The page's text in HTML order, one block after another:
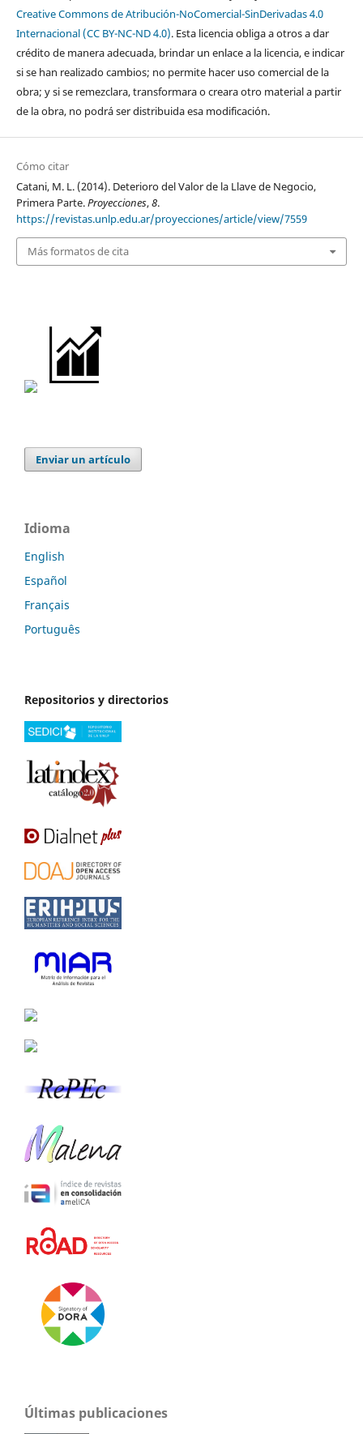
Creative Commons de Atribución-NoComercial-SinDerivadas 4.0
Internacional (CC BY-NC-ND 4.0). Esta licencia obliga a otros a dar
crédito de manera adecuada, brindar un enlace a la licencia, e indicar
si se han realizado cambios; no permite hacer uso comercial de la
obra; y si se remezclara, transformara o creara otro material a partir
de la obra, no podrá ser distribuida esa modificación.
Cómo citar
Catani, M. L. (2014). Deterioro del Valor de la Llave de Negocio,
Primera Parte.Proyecciones,8.
https://revistas.unlp.edu.ar/proyecciones/article/view/7559
Más formatos de cita
Enviar un artículo
Idioma
English
Español
Français
Português
Repositorios y directorios
Últimas publicaciones